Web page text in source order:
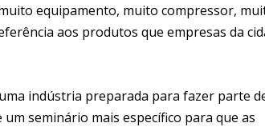
equipamento, muito compressor,
aos produtos que empresas da
indústria preparada para fazer parte
seminário mais específico para que as